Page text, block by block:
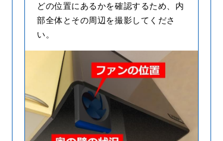
どの位置にあるかを確認するため、内
部全体とその周辺を撮影してくださ
い。